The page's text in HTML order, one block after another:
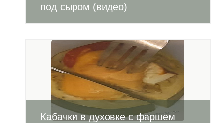
под сыром (видео)
Кабачки в духовке с фаршем